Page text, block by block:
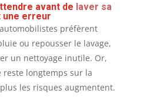
avant de laver sa
une erreur
préfèrent
ou repousser le lavage,
un nettoyage inutile. Or,
reste longtemps sur la
les risques augmentent.